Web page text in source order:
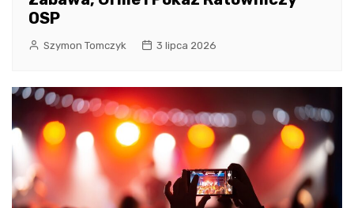
OSP
Szymon Tomczyk 3 lipca 2026